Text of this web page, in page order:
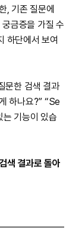
, 기존 질문에
금증을 가질 수
하단에서 보여
문한 검색 결과
하나요?” “Se
는 기능이 있습
색 결과로 돌아